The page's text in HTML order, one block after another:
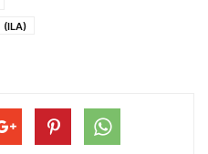
(ILA)